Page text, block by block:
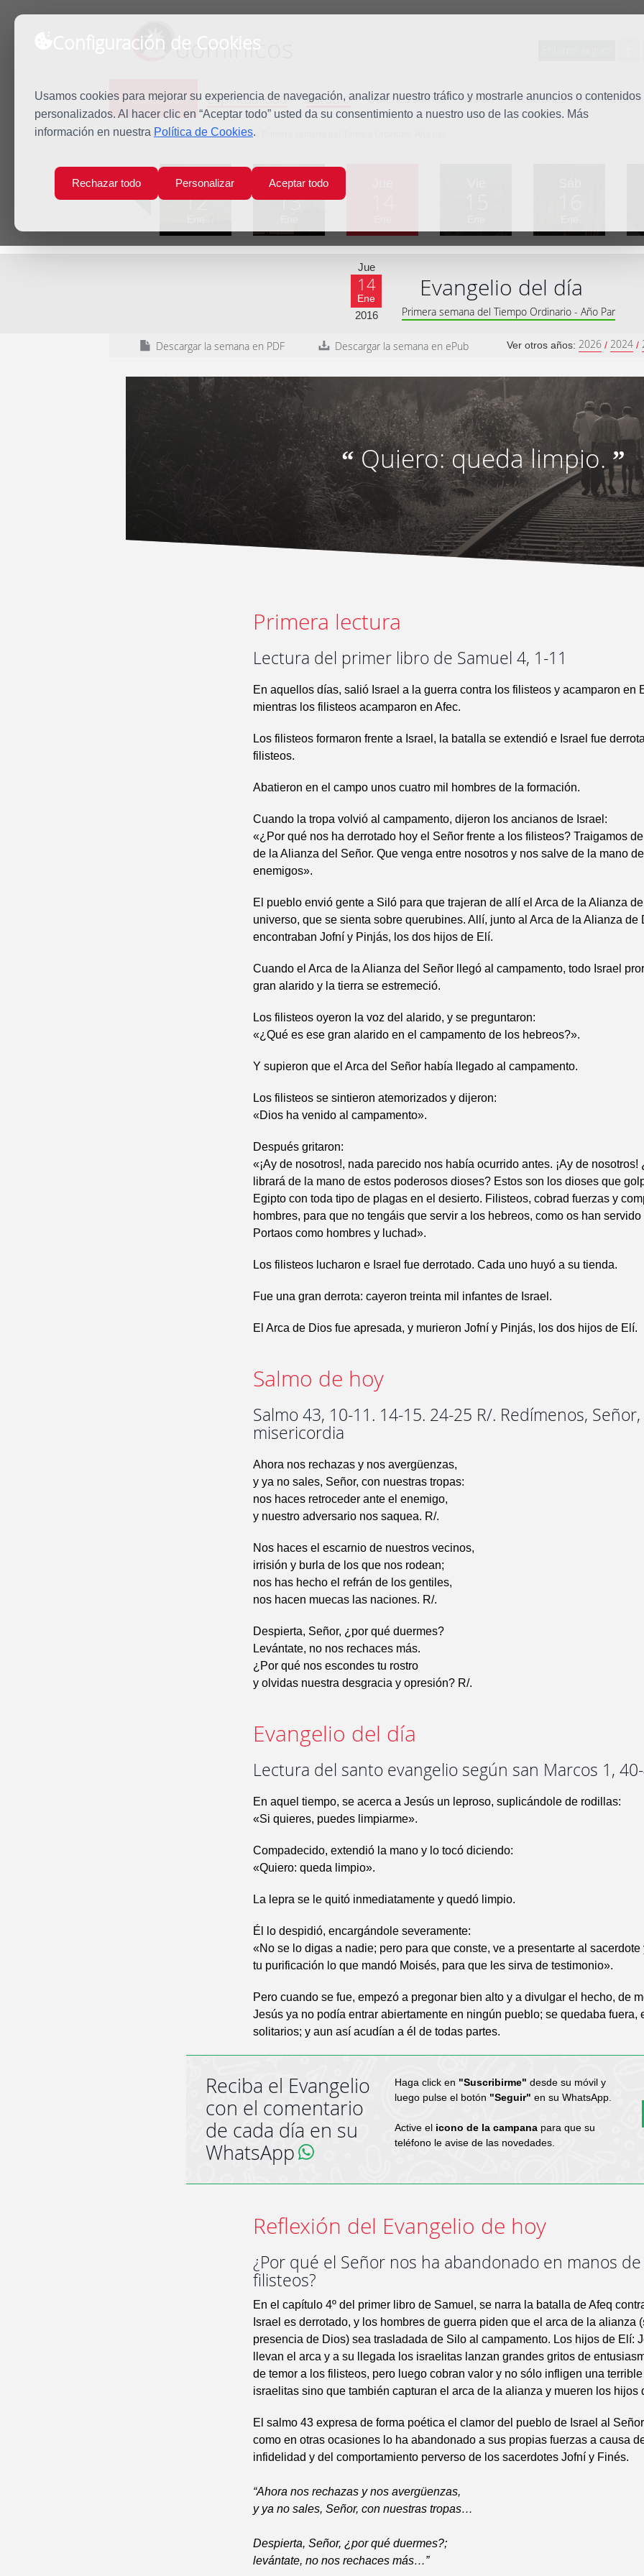
Configuración de Cookies
Usamos cookies para mejorar su experiencia de navegación, analizar nuestro tráfico y mostrarle anuncios o contenidos
personalizados. Al hacer clic en “Aceptar todo” usted da su consentimiento a nuestro uso de las cookies. Más
información en nuestra Política de Cookies.
Rechazar todo Personalizar Aceptar todo
dominicos
Predicación Espiritualidad Estudio Quiénes somos Misión Vocaciones Familia
Inicio Predicación Jueves de la Primera semana del Tiempo Ordinario, Año par
Mar
12
Mié
13
Jue
14
Ene
2016
Evangelio del día
Primera semana del Tiempo Ordinario - Año Par
Descargar la semana en PDF Descargar la semana en ePub Ver otros años: 2026 / 2024 /
“Quiero: queda limpio. ”
Primera lectura
Lectura del primer libro de Samuel 4, 1-11
En aquellos días, salió Israel a la guerra contra los filisteos y acamparon en
mientras los filisteos acamparon en Afec.
Los filisteos formaron frente a Israel, la batalla se extendió e Israel fue
filisteos.
Abatieron en el campo unos cuatro mil hombres de la formación.
Cuando la tropa volvió al campamento, dijeron los ancianos de Israel:
«¿Por qué nos ha derrotado hoy el Señor frente a los filisteos? Traigamos
de la Alianza del Señor. Que venga entre nosotros y nos salve de la mano
enemigos».
El pueblo envió gente a Siló para que trajeran de allí el Arca de la Alianza
universo, que se sienta sobre querubines. Allí, junto al Arca de la Alianza de
encontraban Jofní y Pinjás, los dos hijos de Elí.
Cuando el Arca de la Alianza del Señor llegó al campamento, todo Israel
gran alarido y la tierra se estremeció.
Los filisteos oyeron la voz del alarido, y se preguntaron:
«¿Qué es ese gran alarido en el campamento de los hebreos?».
Y supieron que el Arca del Señor había llegado al campamento.
Los filisteos se sintieron atemorizados y dijeron:
«Dios ha venido al campamento».
Después gritaron:
«¡Ay de nosotros!, nada parecido nos había ocurrido antes. ¡Ay de nosotros!
librará de la mano de estos poderosos dioses? Estos son los dioses que
Egipto con toda tipo de plagas en el desierto. Filisteos, cobrad fuerzas y
hombres, para que no tengáis que servir a los hebreos, como os han servido
Portaos como hombres y luchad».
Los filisteos lucharon e Israel fue derrotado. Cada uno huyó a su tienda.
Fue una gran derrota: cayeron treinta mil infantes de Israel.
El Arca de Dios fue apresada, y murieron Jofní y Pinjás, los dos hijos de Elí.
Salmo de hoy
Salmo 43, 10-11. 14-15. 24-25 R/. Redímenos,
misericordia
Ahora nos rechazas y nos avergüenzas,
y ya no sales, Señor, con nuestras tropas:
nos haces retroceder ante el enemigo,
y nuestro adversario nos saquea. R/.
Nos haces el escarnio de nuestros vecinos,
irrisión y burla de los que nos rodean;
nos has hecho el refrán de los gentiles,
nos hacen muecas las naciones. R/.
Despierta, Señor, ¿por qué duermes?
Levántate, no nos rechaces más.
¿Por qué nos escondes tu rostro
y olvidas nuestra desgracia y opresión? R/.
Evangelio del día
Lectura del santo evangelio según san Marcos 1,
En aquel tiempo, se acerca a Jesús un leproso, suplicándole de rodillas:
«Si quieres, puedes limpiarme».
Compadecido, extendió la mano y lo tocó diciendo:
«Quiero: queda limpio».
La lepra se le quitó inmediatamente y quedó limpio.
Él lo despidió, encargándole severamente:
«No se lo digas a nadie; pero para que conste, ve a presentarte al sacerdote
tu purificación lo que mandó Moisés, para que les sirva de testimonio».
Pero cuando se fue, empezó a pregonar bien alto y a divulgar el hecho, de
Jesús ya no podía entrar abiertamente en ningún pueblo; se quedaba fuera,
solitarios; y aun así acudían a él de todas partes.
Reciba el Evangelio
con el comentario
de cada día en su
WhatsApp
Haga click en "Suscribirme" desde su móvil y
luego pulse el botón "Seguir" en su WhatsApp.
Active el icono de la campanapara que su
teléfono le avise de las novedades.
Reflexión del Evangelio de hoy
¿Por qué el Señor nos ha abandonado en manos
filisteos?
En el capítulo 4º del primer libro de Samuel, se narra la batalla de Afeq
Israel es derrotado, y los hombres de guerra piden que el arca de la alianza
presencia de Dios) sea trasladada de Silo al campamento. Los hijos de Elí:
llevan el arca y a su llegada los israelitas lanzan grandes gritos de
de temor a los filisteos, pero luego cobran valor y no sólo infligen una
israelitas sino que también capturan el arca de la alianza y mueren los hijos
El salmo 43 expresa de forma poética el clamor del pueblo de Israel al
como en otras ocasiones lo ha abandonado a sus propias fuerzas a causa
infidelidad y del comportamiento perverso de los sacerdotes Jofní y Finés.
“Ahora nos rechazas y nos avergüenzas,
y ya no sales, Señor, con nuestras tropas…
Despierta, Señor, ¿por qué duermes?;
levántate, no nos rechaces más…”